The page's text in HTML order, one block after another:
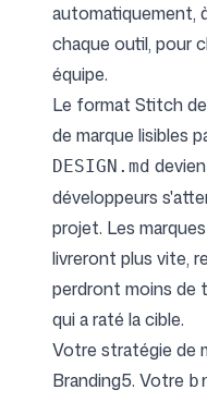
automatiquement,
chaque outil, pour
équipe.
Le format Stitch
de marque lisibles
DESIGN.md
développeurs
projet. Les
livreront plus vite,
perdront moins de
qui a raté la cible.
Votre stratégie de
Branding5. Votre